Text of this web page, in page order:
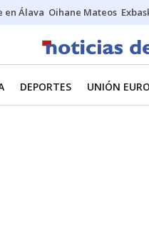
en Álava Oihane Mateos
DEPORTES UNIÓN